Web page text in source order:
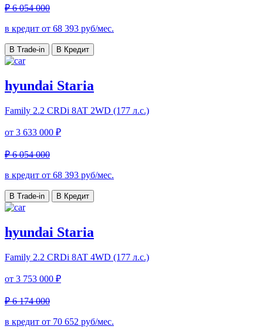
₽ 6 054 000
в кредит от 68 393 руб/мес.
В Trade-in В Кредит
hyundai Staria
Family 2.2 CRDi 8AT 2WD (177 л.с.)
от 3 633 000 ₽
₽ 6 054 000
в кредит от 68 393 руб/мес.
В Trade-in В Кредит
hyundai Staria
Family 2.2 CRDi 8AT 4WD (177 л.с.)
от 3 753 000 ₽
₽ 6 174 000
в кредит от 70 652 руб/мес.